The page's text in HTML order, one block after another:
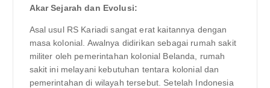
Akar Sejarah dan Evolusi:
Asal usul RS Kariadi sangat erat kaitannya dengan
masa kolonial. Awalnya didirikan sebagai rumah sakit
militer oleh pemerintahan kolonial Belanda, rumah
sakit ini melayani kebutuhan tentara kolonial dan
pemerintahan di wilayah tersebut. Setelah Indonesia